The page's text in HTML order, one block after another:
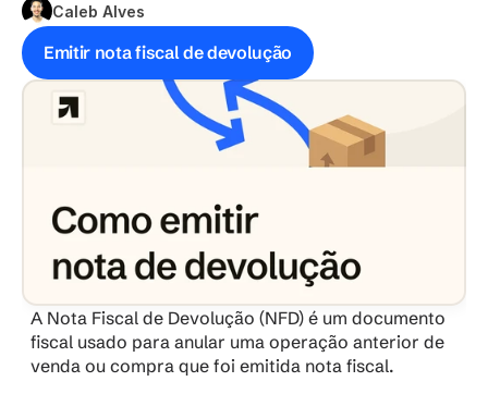
Caleb Alves
Emitir nota fiscal de devolução
A Nota Fiscal de Devolução (NFD) é um documento
fiscal usado para anular uma operação anterior de
venda ou compra que foi emitida nota fiscal.